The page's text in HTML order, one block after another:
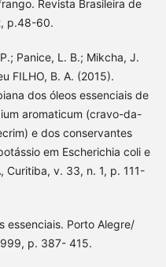
Revista Brasileira de
p.48-60.
Panice, L. B.; Mikcha, J.
FILHO, B. A. (2015).
dos óleos essenciais de
aromaticum (cravo-da-
e dos conservantes
em Escherichia coli e
Curitiba, v. 33, n. 1, p. 111-
essenciais. Porto Alegre/
p. 387- 415.